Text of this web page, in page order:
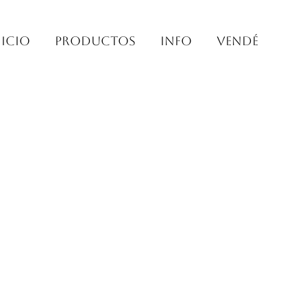
PRODUCTOS INFO VENDÉ